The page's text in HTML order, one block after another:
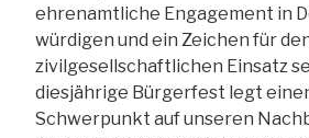
ehrenamtliche Engagement in
würdigen und ein Zeichen für
zivilgesellschaftlichen Einsatz
diesjährige Bürgerfest legt
Schwerpunkt auf unseren